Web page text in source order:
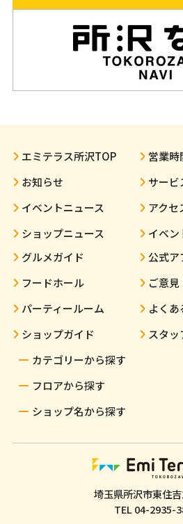
エミテラス所沢TOP
お知らせ
イベントニュース
ショップニュース
グルメガイド
フードホール
パーティールーム
ショップガイド
カテゴリーから探す
フロアから探す
ショップ名から探す
営業時
サービ
アクセ
イベン
公式ア
ご意
よくあ
スタ
埼玉県所沢市東住
TEL 04-2935-